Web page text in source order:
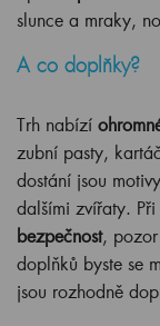
slunce a mraky,
A co doplňky?
Trh nabízí
zubní pasty,
dostání jsou
dalšími zvířaty.
bezpečnost, pozor
doplňků byste se
jsou rozhodně